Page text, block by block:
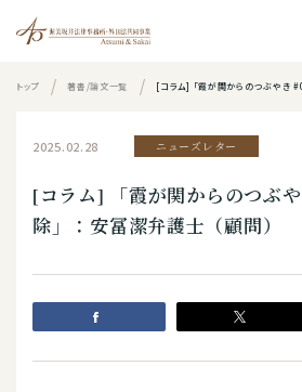
トップ 著書/論文一覧 [コラム] 「霞が関からのつぶやき
2025.02.28 ニューズレター
[コラム] 「霞が関からのつぶ
除」：安冨潔弁護士（顧問）